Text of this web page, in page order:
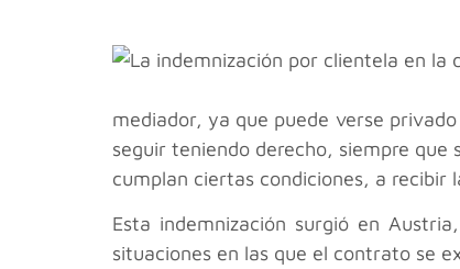
mediador, ya que puede verse
seguir teniendo derecho, siempre que
cumplan ciertas condiciones, a recibir
Esta indemnización surgió en
situaciones en las que el contrato se